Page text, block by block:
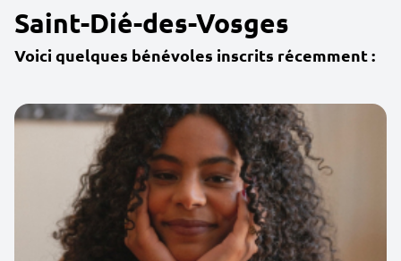
Saint-Dié-des-Vosges
Voici quelques bénévoles inscrits récemment :